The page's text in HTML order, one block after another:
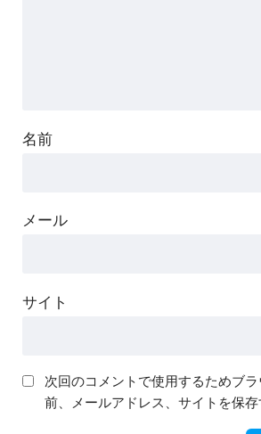
名前
メール
サイト
次回のコメントで使用するためブ
前、メールアドレス、サイトを保存